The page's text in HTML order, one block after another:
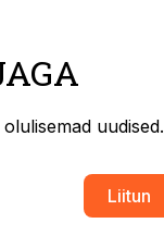
uudised.
Liitun